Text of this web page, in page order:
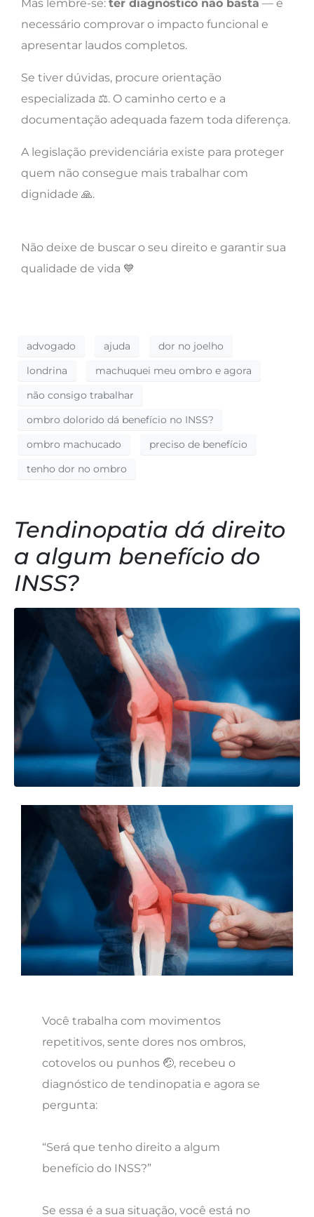
Mas lembre-se: ter diagnóstico não basta — é
necessário comprovar o impacto funcional e
apresentar laudos completos.
Se tiver dúvidas, procure orientação
especializada ⚖️. O caminho certo e a
documentação adequada fazem toda diferença.
A legislação previdenciária existe para proteger
quem não consegue mais trabalhar com
dignidade 🙏.
Não deixe de buscar o seu direito e garantir sua
qualidade de vida 💙
advogado ajuda
dor no joelho
londrina
machuquei meu ombro e agora
não consigo trabalhar
ombro dolorido dá benefício no INSS?
ombro machucado
preciso de benefício
tenho dor no ombro
Tendinopatia dá direito
a algum benefício do
INSS?
Você trabalha com movimentos
repetitivos, sente dores nos ombros,
cotovelos ou punhos 🤕, recebeu o
diagnóstico de tendinopatia e agora se
pergunta:
“Será que tenho direito a algum
benefício do INSS?”
Se essa é a sua situação, você está no